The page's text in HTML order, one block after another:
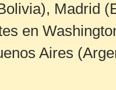
Madrid
en
Aires